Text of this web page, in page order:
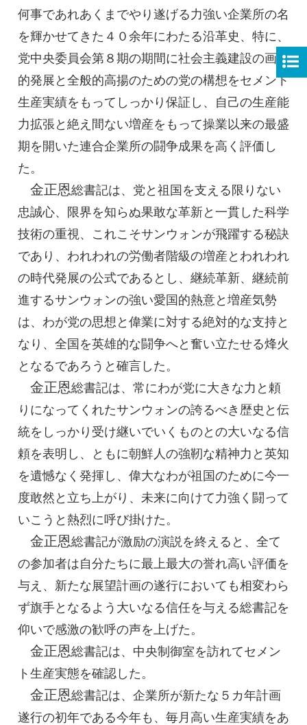
何事であれあくまでやり遂げる力強い企業所の名
を輝かせてきた４０余年にわたる沿革史、特に、
党中央委員会第８期の期間に社会主義建設の画期
的発展と全般的高揚のための党の構想をセメント
生産実績をもってしっかり保証し、自己の生産能
力拡張と絶え間ない増産をもって操業以来の最盛
期を開いた連合企業所の闘争成果を高く評価し
た。
金正恩総書記は、党と祖国を支える限りない
忠誠心、限界を知らぬ果敢な革新と一貫した科学
技術の重視、これこそサンウォンが飛躍する秘訣
であり、われわれの労働者階級の増産とわれわれ
の時代発展の公式であるとし、継続革新、継続前
進するサンウォンの強い愛国的熱意と増産気勢
は、わが党の思想と偉業に対する絶対的な支持と
なり、全国を英雄的な闘争へと奮い立たせる烽火
となるであろうと確言した。
金正恩総書記は、常にわが党に大きな力と頼
りになってくれたサンウォンの誇るべき歴史と伝
統をしっかり受け継いでいくものとの大いなる信
頼を表明し、ともに朝鮮人の強靭な精神力と英知
を遺憾なく発揮し、偉大なわが祖国のために今一
度敢然と立ち上がり、未来に向けて力強く闘って
いこうと熱烈に呼び掛けた。
金正恩総書記が激励の演説を終えると、全て
の参加者は自分たちに最上最大の誉れ高い評価を
与え、新たな展望計画の遂行においても相変わら
ず旗手となるよう大いなる信任を与える総書記を
仰いで感激の歓呼の声を上げた。
金正恩総書記は、中央制御室を訪れてセメン
ト生産実態を確認した。
金正恩総書記は、企業所が新たな５カ年計画
遂行の初年である今年も、毎月高い生産実績をあ